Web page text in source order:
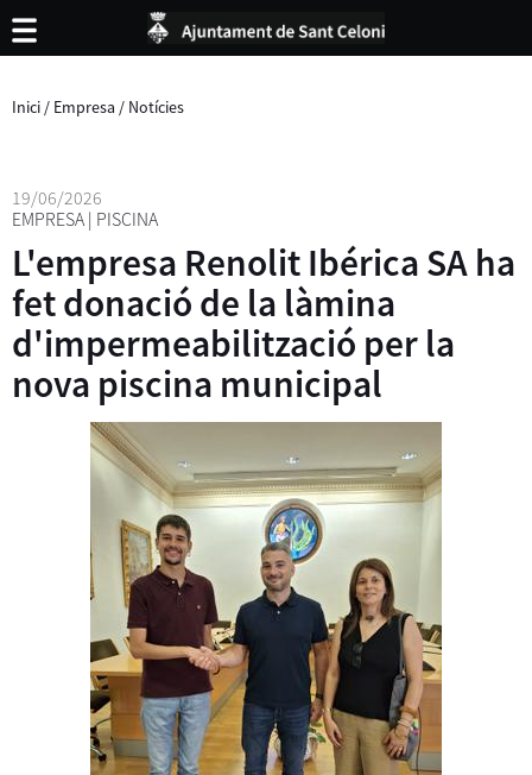
Inici / Empresa / Notícies
19/06/2026
EMPRESA | PISCINA
L'empresa Renolit Ibérica SA ha
fet donació de la làmina
d'impermeabilització per la
nova piscina municipal